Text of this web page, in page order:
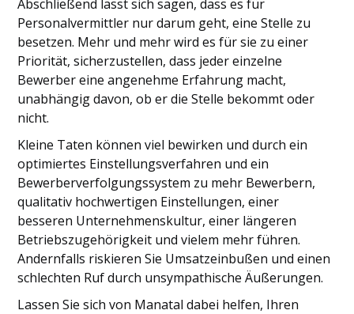
Abschließend lässt sich sagen, dass es für
Personalvermittler nur darum geht, eine Stelle zu
besetzen. Mehr und mehr wird es für sie zu einer
Priorität, sicherzustellen, dass jeder einzelne
Bewerber eine angenehme Erfahrung macht,
unabhängig davon, ob er die Stelle bekommt oder
nicht.
Kleine Taten können viel bewirken und durch ein
optimiertes Einstellungsverfahren und ein
Bewerberverfolgungssystem zu mehr Bewerbern,
qualitativ hochwertigen Einstellungen, einer
besseren Unternehmenskultur, einer längeren
Betriebszugehörigkeit und vielem mehr führen.
Andernfalls riskieren Sie Umsatzeinbußen und einen
schlechten Ruf durch unsympathische Äußerungen.
Lassen Sie sich von Manatal dabei helfen, Ihren